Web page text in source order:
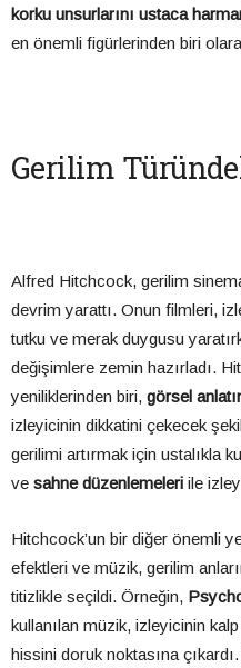
korku unsurlarını ustaca
en önemli figürlerinden biri
Gerilim
Alfred Hitchcock, gerilim
devrim yarattı. Onun filmleri,
tutku ve merak duygusu
değişimlere zemin hazırladı.
yeniliklerinden biri, görsel
izleyicinin dikkatini çekecek
gerilimi artırmak için ustalıkla
ve sahne düzenlemeleri ile
Hitchcock’un bir diğer önemli
efektleri ve müzik, gerilim
titizlikle seçildi. Örneğin,
kullanılan müzik, izleyicinin
hissini doruk noktasına